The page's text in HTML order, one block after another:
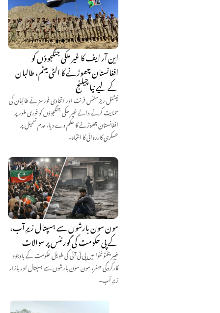
این آر ایف کا غیر ملکی جنگجوؤں کو
افغانستان چھوڑنے کا الٹی میٹم، طالبان
کے لیے نیا چیلنج
نیشنل ریزسٹنس فرنٹ اور اتحادی فورسز نے طالبان کی
حمایت کرنے والے غیر ملکی جنگجوؤں کو فوری طور پر
افغانستان چھوڑنے کا حکم دے دیا، عدم تعمیل پر
عسکری کارروائی کا انتباہ۔
مون سون بارشوں سے ہسپتال زیرِ آب،
کے پی حکومت کی گورننس پر سوالات
خیبرپختونخوا میں پی ٹی آئی کی طویل حکومت کے باوجود
کارکردگی صفر، مون سون بارشوں سے ہسپتال اور بازار
زیرِ آب۔